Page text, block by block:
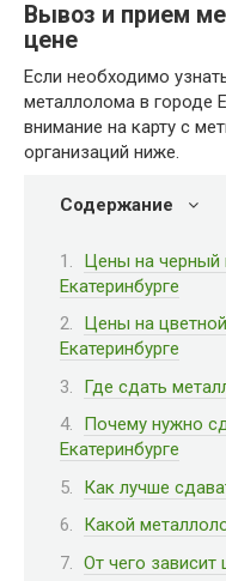
Вывоз и прием
цене
Если необходимо
металлолома в городе
внимание на карту с
организаций ниже.
Содержание
Цены на черный
Екатеринбурге
Цены на
Екатеринбурге
Где сдать
Почему нужно
Екатеринбурге
Как лучше
Какой
От чего